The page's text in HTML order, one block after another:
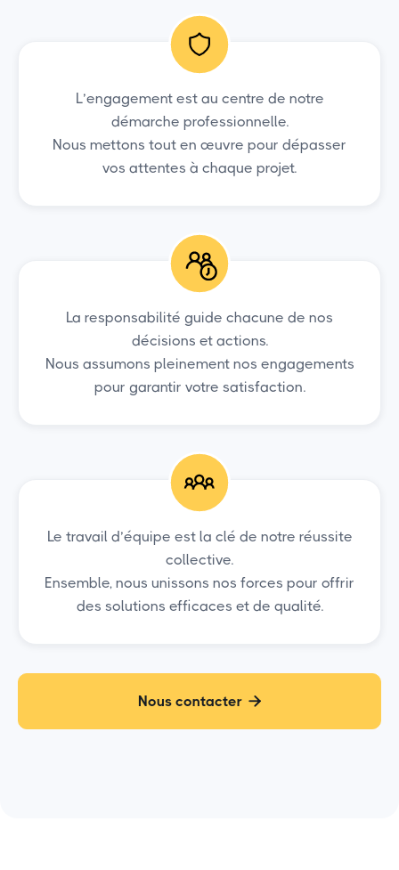
L’engagement est au centre de notre
démarche professionnelle.
Nous mettons tout en œuvre pour dépasser
vos attentes à chaque projet.
La responsabilité guide chacune de nos
décisions et actions.
Nous assumons pleinement nos engagements
pour garantir votre satisfaction.
Le travail d’équipe est la clé de notre réussite
collective.
Ensemble, nous unissons nos forces pour offrir
des solutions efficaces et de qualité.
Nous contacter 